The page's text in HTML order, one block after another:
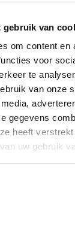
gebruik van
om content en
voor
te
van onze
gegevens
heeft
uw gebruik
het laatste